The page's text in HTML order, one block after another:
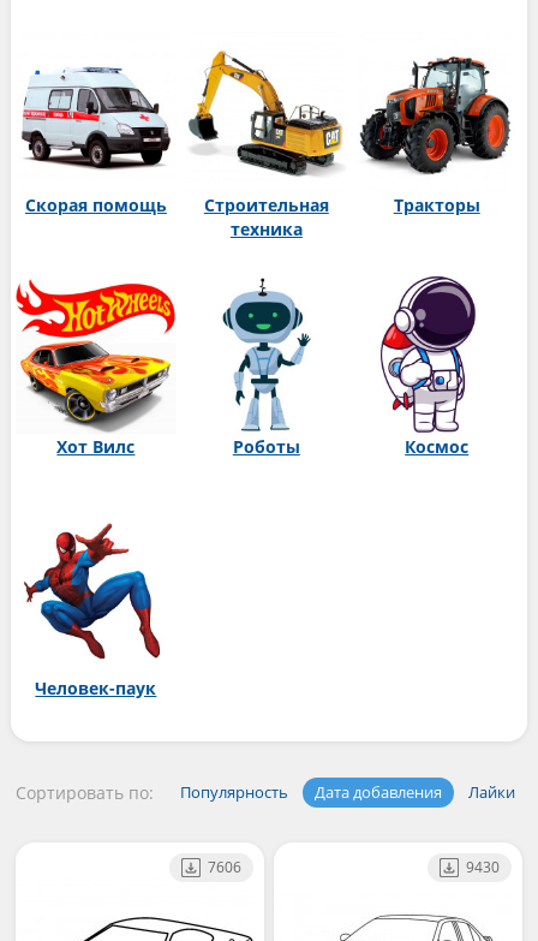
Скорая помощь
Строительная
техника
Тракторы
Хот Вилс Роботы Космос
Человек-паук
Сортировать по: Популярность Дата добавления Лайки
7606 9430